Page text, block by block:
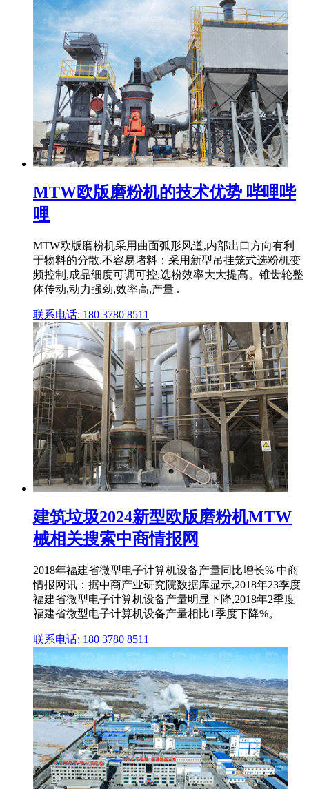
MTW欧版磨粉机的技术优势 哔哩哔
哩
MTW欧版磨粉机采用曲面弧形风道,内部出口方向有利
于物料的分散,不容易堵料；采用新型吊挂笼式选粉机变
频控制,成品细度可调可控,选粉效率大大提高。锥齿轮整
体传动,动力强劲,效率高,产量 .
联系电话: 180 3780 8511
建筑垃圾2024新型欧版磨粉机MTW
械相关搜索中商情报网
2018年福建省微型电子计算机设备产量同比增长% 中商
情报网讯：据中商产业研究院数据库显示,2018年23季度
福建省微型电子计算机设备产量明显下降,2018年2季度
福建省微型电子计算机设备产量相比1季度下降%。
联系电话: 180 3780 8511